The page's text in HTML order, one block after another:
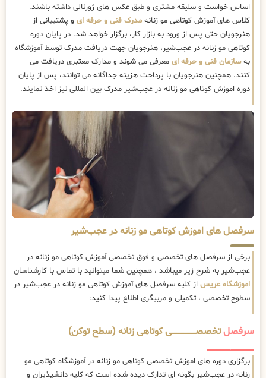
اساس خواست و سلیقه مشتری و طبق عکس های ژورنالی داشته باشند.
کلاس های آموزش کوتاهی مو زنانه مدرک فنی و حرفه ای و پشتیبانی از
هنرجویان حتی پس از ورود به بازار کار، برگزار خواهد شد. در پایان دوره
کوتاهی مو زنانه در عجب‌شیر، هنرجویان جهت دریافت مدرک توسط آموزشگاه
بهسازمان فنی و حرفه ای معرفی می شوند و مدارک معتبری دریافت می
کنند. همچنین هنرجویان با پرداخت هزینه جداگانه می توانند، پس از پایان
دوره اموزش کوتاهی مو زنانه در عجب‌شیر مدرک بین المللی نیز اخذ نمایند.
سرفصل های اموزش کوتاهی مو زنانه در عجب‌شیر
برخی از سرفصل های تخصصی و فوق تخصصی آموزش کوتاهی مو زنانه در
عجب‌شیر به شرح زیر میباشد ، همچنین شما میتوانید با تماس با کارشناسان
اموزشگاه عریس از کلیه سرفصل های آموزش کوتاهی مو زنانه در عجب‌شیر در
سطوح تخصصی ، تکمیلی و مربیگری اطلاع پیدا کنید:
سرفصلتخصصــــــــــــــــــــی کوتاهی زنانه (سطح توکن)
برگزاری دوره های اموزش تخصصی کوتاهی مو زنانه در آموزشگاه کوتاهی مو
زنانه در عجب‌شیر بگونه ای تدارک دیده شده است که کلیه دانشپذیران و